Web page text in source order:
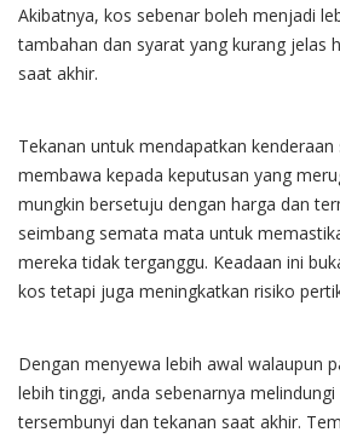
Akibatnya, kos sebenar boleh menjadi
tambahan dan syarat yang kurang jelas
saat akhir.
Tekanan untuk mendapatkan kenderaan
membawa kepada keputusan yang
mungkin bersetuju dengan harga dan
seimbang semata mata untuk
mereka tidak terganggu. Keadaan ini
kos tetapi juga meningkatkan risiko
Dengan menyewa lebih awal walaupun
lebih tinggi, anda sebenarnya
tersembunyi dan tekanan saat akhir.